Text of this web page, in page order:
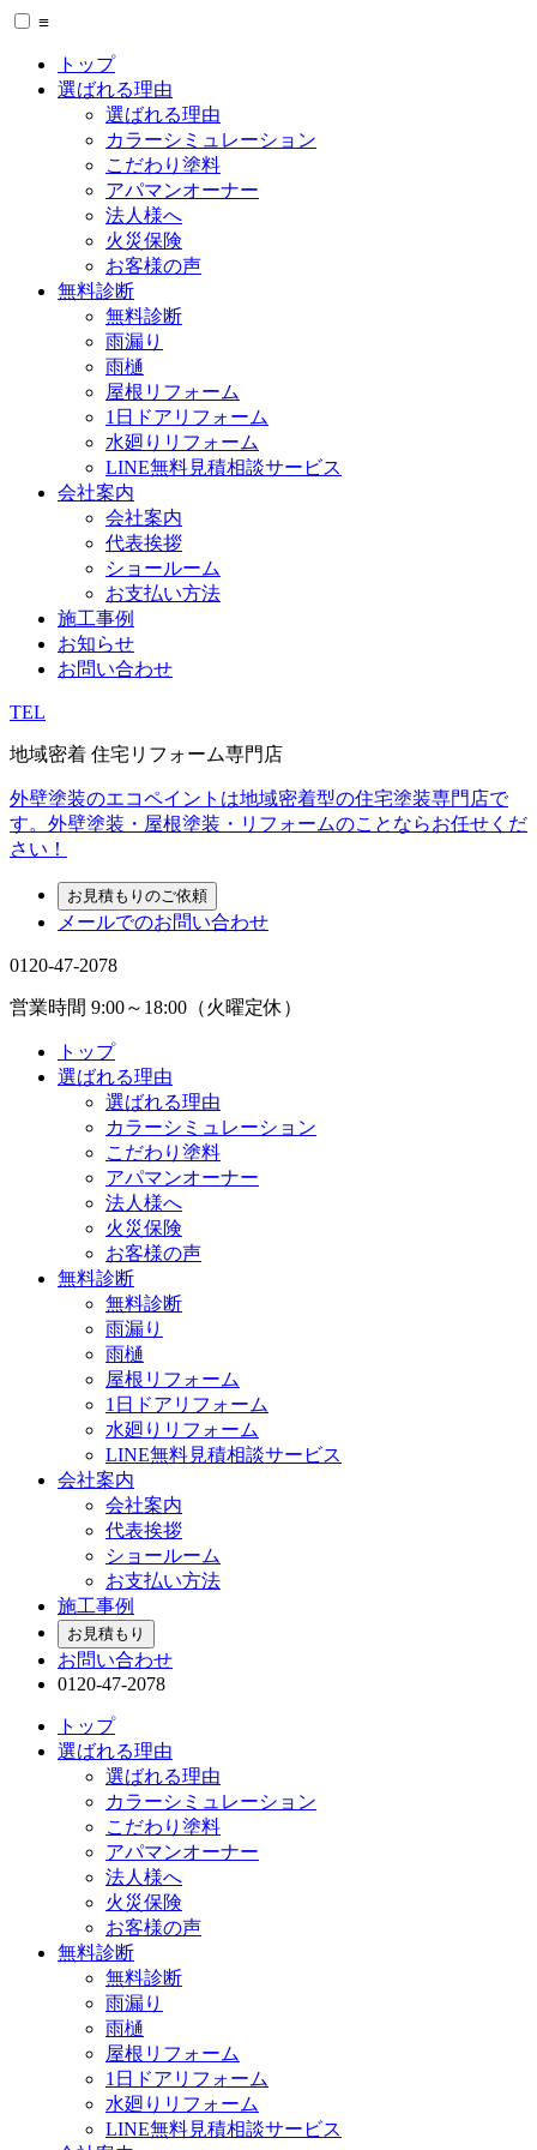
≡
トップ
選ばれる理由
選ばれる理由
カラーシミュレーション
こだわり塗料
アパマンオーナー
法人様へ
火災保険
お客様の声
無料診断
無料診断
雨漏り
雨樋
屋根リフォーム
1日ドアリフォーム
水廻りリフォーム
LINE無料見積相談サービス
会社案内
会社案内
代表挨拶
ショールーム
お支払い方法
施工事例
お知らせ
お問い合わせ
TEL
地域密着 住宅リフォーム専門店
外壁塗装のエコペイントは地域密着型の住宅塗装専門店で
す。外壁塗装・屋根塗装・リフォームのことならお任せくだ
さい！
お見積もりのご依頼
メールでのお問い合わせ
0120-47-2078
営業時間 9:00～18:00（火曜定休）
トップ
選ばれる理由
選ばれる理由
カラーシミュレーション
こだわり塗料
アパマンオーナー
法人様へ
火災保険
お客様の声
無料診断
無料診断
雨漏り
雨樋
屋根リフォーム
1日ドアリフォーム
水廻りリフォーム
LINE無料見積相談サービス
会社案内
会社案内
代表挨拶
ショールーム
お支払い方法
施工事例
お見積もり
お問い合わせ
0120-47-2078
トップ
選ばれる理由
選ばれる理由
カラーシミュレーション
こだわり塗料
アパマンオーナー
法人様へ
火災保険
お客様の声
無料診断
無料診断
雨漏り
雨樋
屋根リフォーム
1日ドアリフォーム
水廻りリフォーム
LINE無料見積相談サービス